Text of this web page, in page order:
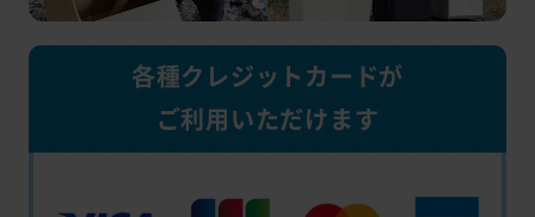
各種クレジットカードが
ご利用いただけます